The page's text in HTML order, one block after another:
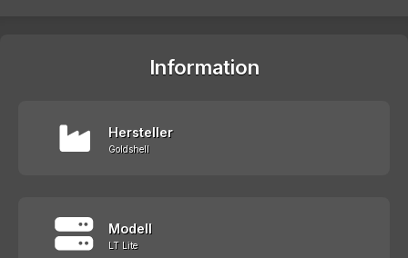
Information
Hersteller
Goldshell
Modell
LT Lite